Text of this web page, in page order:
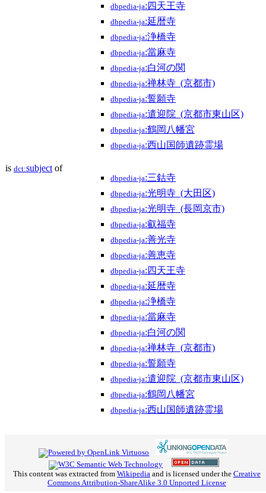
dbpedia-ja:四天王寺
dbpedia-ja:延暦寺
dbpedia-ja:浄橋寺
dbpedia-ja:當麻寺
dbpedia-ja:白河の関
dbpedia-ja:禅林寺_(京都市)
dbpedia-ja:誓願寺
dbpedia-ja:遣迎院_(京都市東山区)
dbpedia-ja:鶴岡八幡宮
dbpedia-ja:西山国師遺跡霊場
is dct:subjectof
dbpedia-ja:三鈷寺
dbpedia-ja:光明寺_(大田区)
dbpedia-ja:光明寺_(長岡京市)
dbpedia-ja:叡福寺
dbpedia-ja:善光寺
dbpedia-ja:善恵寺
dbpedia-ja:四天王寺
dbpedia-ja:延暦寺
dbpedia-ja:浄橋寺
dbpedia-ja:當麻寺
dbpedia-ja:白河の関
dbpedia-ja:禅林寺_(京都市)
dbpedia-ja:誓願寺
dbpedia-ja:遣迎院_(京都市東山区)
dbpedia-ja:鶴岡八幡宮
dbpedia-ja:西山国師遺跡霊場
This content was extracted from Wikipedia and is licensed under the Creative
Commons Attribution-ShareAlike 3.0 Unported License